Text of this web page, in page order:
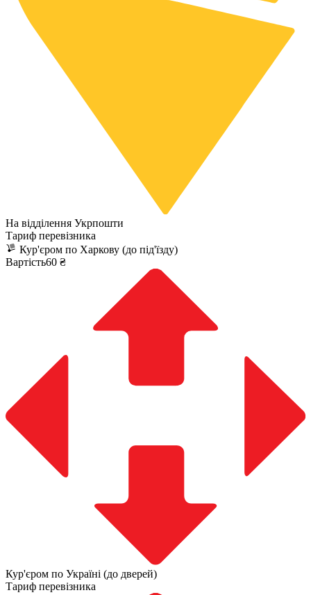
На відділення Укрпошти
Тариф перевізника
Кур'єром по Харкову (до під'їзду)
Вартість60 ₴
Кур'єром по Україні (до дверей)
Тариф перевізника